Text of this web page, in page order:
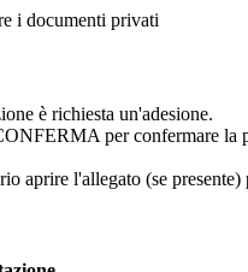
i documenti privati
è richiesta un'adesione.
per confermare la
aprire l'allegato (se